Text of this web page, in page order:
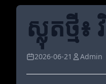
ស្លុតថ្មី៖
2026-06-21 Admin